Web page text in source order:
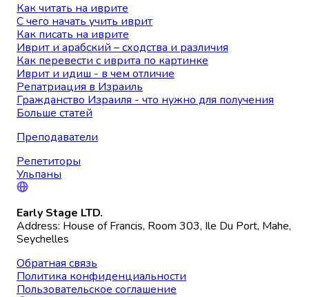
Как читать на иврите
С чего начать учить иврит
Как писать на иврите
Иврит и арабский – сходства и различия
Как перевести с иврита по картинке
Иврит и идиш - в чем отличие
Репатриация в Израиль
Гражданство Израиля - что нужно для получения
Больше статей
Преподаватели
Репетиторы
Ульпаны
Early Stage LTD.
Address: House of Francis, Room 303, Ile Du Port, Mahe,
Seychelles
Обратная связь
Политика конфиденциальности
Пользовательское соглашение